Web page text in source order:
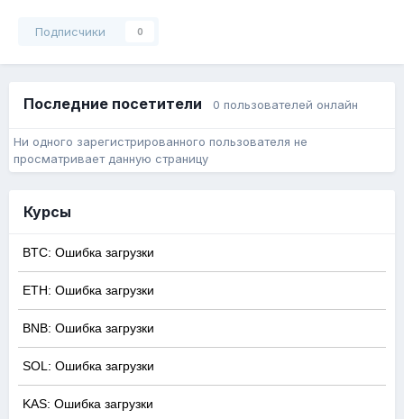
Подписчики 0
Последние посетители 0 пользователей онлайн
Ни одного зарегистрированного пользователя не
просматривает данную страницу
Курсы
BTC: Ошибка загрузки
ETH: Ошибка загрузки
BNB: Ошибка загрузки
SOL: Ошибка загрузки
KAS: Ошибка загрузки